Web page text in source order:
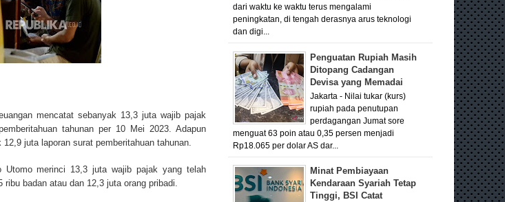
mencatat sebanyak 13,3 juta wajib pajak
tahunan per 10 Mei 2023. Adapun
juta laporan surat pemberitahuan tahunan.
Utomo merinci 13,3 juta wajib pajak yang telah
badan atau dan 12,3 juta orang pribadi.
dari waktu ke waktu terus mengalami
peningkatan, di tengah derasnya arus teknologi
dan digi...
Penguatan Rupiah Masih
Ditopang Cadangan
Devisa yang Memadai
Jakarta - Nilai tukar (kurs)
rupiah pada penutupan
perdagangan Jumat sore
menguat 63 poin atau 0,35 persen menjadi
Rp18.065 per dolar AS dar...
Minat Pembiayaan
Kendaraan Syariah Tetap
Tinggi, BSI Catat